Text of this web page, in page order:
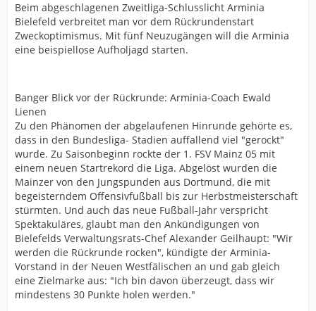
Beim abgeschlagenen Zweitliga-Schlusslicht Arminia
Bielefeld verbreitet man vor dem Rückrundenstart
Zweckoptimismus. Mit fünf Neuzugängen will die Arminia
eine beispiellose Aufholjagd starten.
Banger Blick vor der Rückrunde: Arminia-Coach Ewald
Lienen
Zu den Phänomen der abgelaufenen Hinrunde gehörte es,
dass in den Bundesliga- Stadien auffallend viel "gerockt"
wurde. Zu Saisonbeginn rockte der 1. FSV Mainz 05 mit
einem neuen Startrekord die Liga. Abgelöst wurden die
Mainzer von den Jungspunden aus Dortmund, die mit
begeisterndem Offensivfußball bis zur Herbstmeisterschaft
stürmten. Und auch das neue Fußball-Jahr verspricht
Spektakuläres, glaubt man den Ankündigungen von
Bielefelds Verwaltungsrats-Chef Alexander Geilhaupt: "Wir
werden die Rückrunde rocken", kündigte der Arminia-
Vorstand in der Neuen Westfälischen an und gab gleich
eine Zielmarke aus: "Ich bin davon überzeugt, dass wir
mindestens 30 Punkte holen werden."